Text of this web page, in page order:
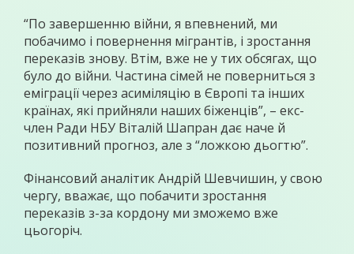
“По завершенню війни, я впевнений, ми
побачимо і повернення мігрантів, і зростання
переказів знову. Втім, вже не у тих обсягах, що
було до війни. Частина сімей не поверниться з
еміграції через асиміляцію в Європі та інших
країнах, які прийняли наших біженців”, – екс-
член Ради НБУ Віталій Шапран дає наче й
позитивний прогноз, але з “ложкою дьогтю”.
Фінансовий аналітик Андрій Шевчишин, у свою
чергу, вважає, що побачити зростання
переказів з-за кордону ми зможемо вже
цьогоріч.